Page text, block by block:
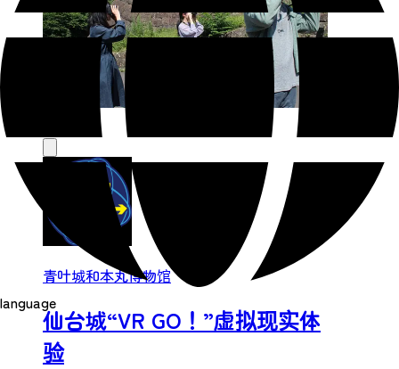
language
青叶城和本丸博物馆
仙台城“VR GO！”虚拟现实体
验